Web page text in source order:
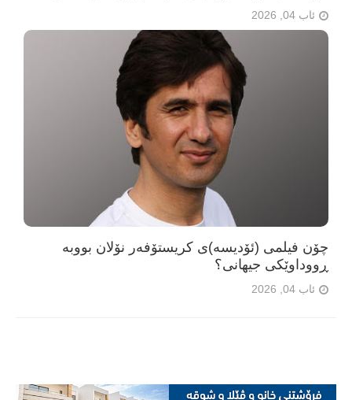
ئاب 04, 2026
چۆن فیلمی (ئۆدیسە)ی کریستۆفەر نۆلان بووبە
ڕووداوێکی جیهانی؟
ئاب 04, 2026